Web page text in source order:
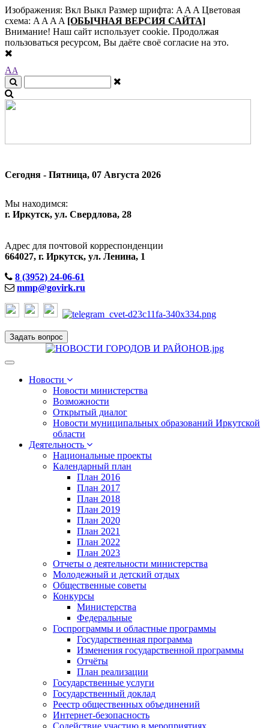
Изображения: Вкл Выкл Размер шрифта: A A A Цветовая
схема: A A A A [ОБЫЧНАЯ ВЕРСИЯ САЙТА]
Внимание! Наш сайт использует cookie. Продолжая
пользоваться ресурсом, Вы даёте своё согласие на это.
AA
Сегодня - Пятница, 07 Августа 2026
Мы находимся:
г. Иркутск, ул. Свердлова, 28
Адрес для почтовой корреспонденции
664027, г. Иркутск, ул. Ленина, 1
8 (3952) 24-06-61
mmp@govirk.ru
Задать вопрос
Toggle
navigationНовости
Новости министерства
Возможности
Открытый диалог
Новости муниципальных образований Иркутской
области
Деятельность
Национальные проекты
Календарный план
План 2016
План 2017
План 2018
План 2019
План 2020
План 2021
План 2022
План 2023
Отчеты о деятельности министерства
Молодежный и детский отдых
Общественные советы
Конкурсы
Министерства
Федеральные
Госпрограммы и областные программы
Государственная программа
Изменения государственной программы
Отчёты
План реализации
Государственные услуги
Государственный доклад
Реестр общественных объединений
Интернет-безопасность
Содействие участию в мероприятиях